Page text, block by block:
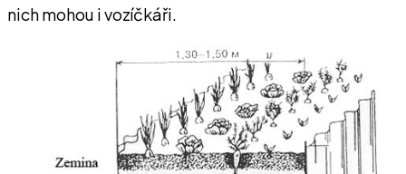
nich mohou i vozíčkáři.